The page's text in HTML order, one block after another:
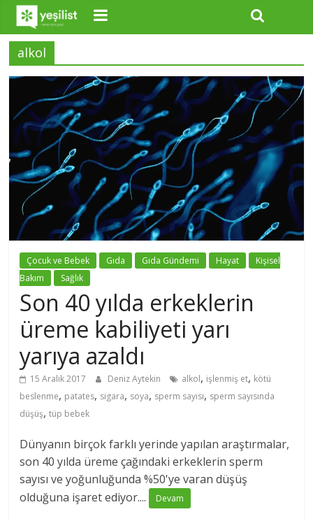
alkol
Çocuk ve Bebek Gıda Gıda Gündemi Hayat
Kişisel
Bakım
Sağlık
Son 40 yılda erkeklerin
üreme kabiliyeti yarı
yarıya azaldı
15 Aralık 2017 Deniz Aytekin alkol, işlenmiş et, kötü
beslenme, patates, sigara, soya, sperm sayısı, sperm sayısında
düşüş,tüp bebek
Dünyanın birçok farklı yerinde yapılan araştırmalar,
son 40 yılda üreme çağındaki erkeklerin sperm
sayısı ve yoğunluğunda %50'ye varan düşüş
olduğuna işaret ediyor....
Devam